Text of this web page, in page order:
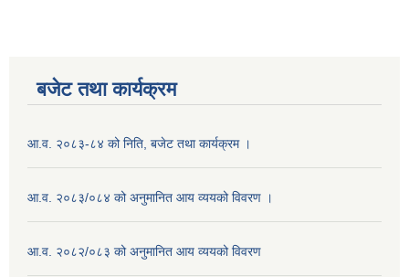
बजेट तथा कार्यक्रम
आ.व. २०८३-८४ को निति, बजेट तथा कार्यक्रम ।
आ.व. २०८३/०८४ को अनुमानित आय व्ययको विवरण ।
आ.व. २०८२/०८३ को अनुमानित आय व्ययको विवरण